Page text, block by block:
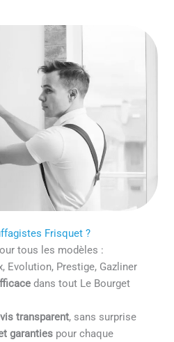
Frisquet ?
tous les modèles :
Evolution, Prestige, Gazliner
dans tout Le Bourget
transparent, sans surprise
garantiespour chaque